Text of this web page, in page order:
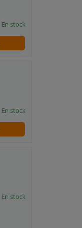
En stock
En stock
En stock